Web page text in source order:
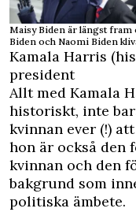
Maisy Biden är längst fram
Biden och Naomi Biden
Kamala Harris
president
Allt med Kamala
historiskt, inte
kvinnan ever (!)
hon är också den
kvinnan och den
bakgrund som
politiska ämbete.